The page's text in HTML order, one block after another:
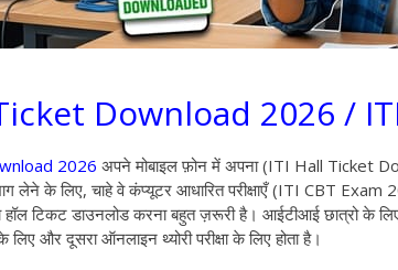
Download 2026 /
2026 अपने मोबाइल फ़ोन में अपना (ITI Hall Ticket
लेने के लिए, चाहे वे कंप्यूटर आधारित परीक्षाएँ (ITI CBT
हॉल टिकट डाउनलोड करना बहुत ज़रूरी है। आईटीआई छात्रो के लिए
लिए और दूसरा ऑनलाइन थ्योरी परीक्षा के लिए होता है।